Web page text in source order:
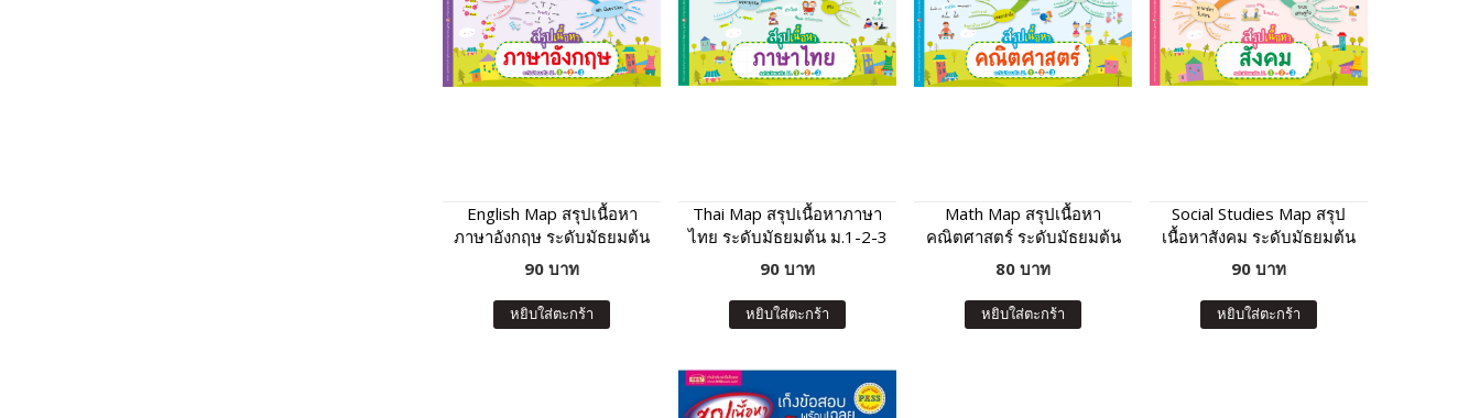
English Map สรุปเนื้อหา
ภาษาอังกฤษ ระดับมัธยมต้น
ม.1-2-3
90 บาท
หยิบใส่ตะกร้า
Thai Map สรุปเนื้อหาภาษา
ไทย ระดับมัธยมต้น ม.1-2-3
90 บาท
หยิบใส่ตะกร้า
Math Map สรุปเนื้อหา
คณิตศาสตร์ ระดับมัธยมต้น
ม.1-2-3
80 บาท
หยิบใส่ตะกร้า
Social Studies Map สรุป
เนื้อหาสังคม ระดับมัธยมต้น
90 บาท
หยิบใส่ตะกร้า